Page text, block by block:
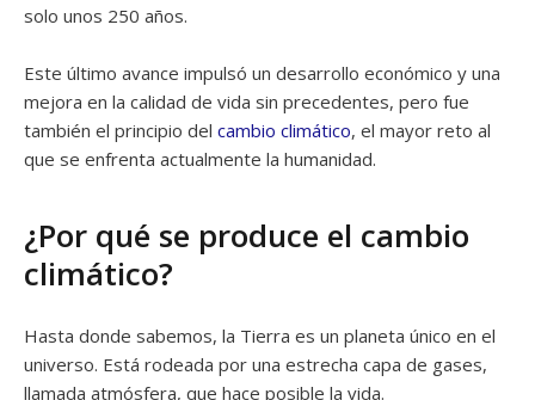
solo unos 250 años.
Este último avance impulsó un desarrollo económico y una
mejora en la calidad de vida sin precedentes, pero fue
también el principio del cambio climático, el mayor reto al
que se enfrenta actualmente la humanidad.
¿Por qué se produce el cambio
climático?
Hasta donde sabemos, la Tierra es un planeta único en el
universo. Está rodeada por una estrecha capa de gases,
llamada atmósfera, que hace posible la vida.